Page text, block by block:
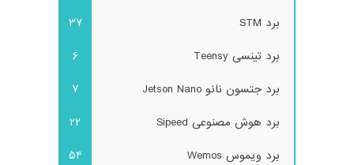
برد STM
37
برد تینسی Teensy
6
برد جتسون نانو Jetson Nano
7
برد هوش مصنوعی Sipeed
22
برد ویموس Wemos
54